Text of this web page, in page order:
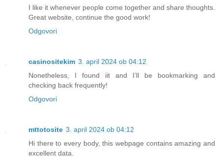
I like it whenever people come together and share thoughts.
Great website, continue the good work!
Odgovori
casinositekim 3. april 2024 ob 04:12
Nonetheless, I found iit and I’ll be bookmarking and
checking back frequently!
Odgovori
mttotosite 3. april 2024 ob 04:12
Hi there to every body, this webpage contains amazing and
excellent data.